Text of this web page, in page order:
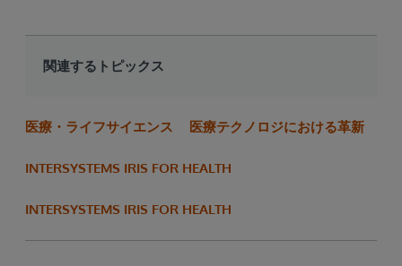
関連するトピックス
医療・ライフサイエンス 医療テクノロジにおける革新
INTERSYSTEMS IRIS FOR HEALTH
INTERSYSTEMS IRIS FOR HEALTH